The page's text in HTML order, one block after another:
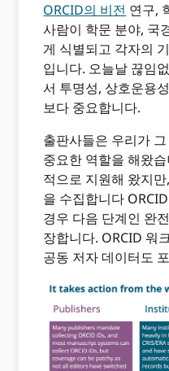
ORCID의 비전 연구,
사람이 학문 분야, 국
게 식별되고 각자의
입니다. 오늘날 끊임
서 투명성, 상호운용
보다 중요합니다.
출판사들은 우리가
중요한 역할을 해왔
적으로 지원해 왔지
을 수집합니다
경우 다음 단계인 완
장합니다. ORCID 워
공동 저자 데이터도